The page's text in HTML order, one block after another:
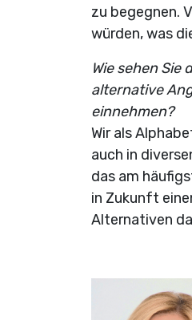
zu begegnen.
würden, was
Wie sehen
alternative
einnehmen?
Wir als
auch in
das am
in Zukunft
Alternativen